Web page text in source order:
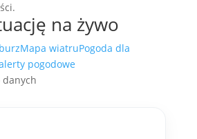
na żywo
Mapa wiatruPogoda dla
pogodowe
danych